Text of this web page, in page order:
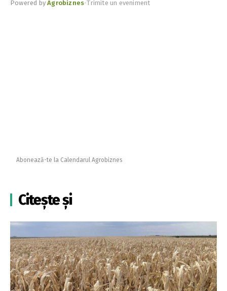
Powered byAgrobiznes•Trimite un eveniment
Abonează-te la Calendarul Agrobiznes
Citește și